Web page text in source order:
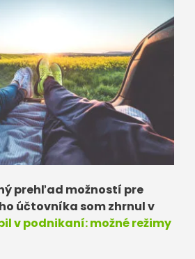
prehľad možností pre
účtovníka som zhrnul v
v podnikaní: možné režimy